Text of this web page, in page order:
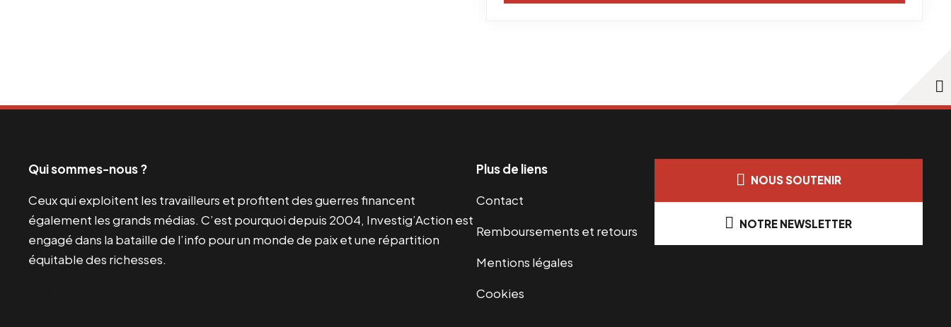
Qui sommes-nous ?
Ceux qui exploitent les travailleurs et profitent des guerres financent
également les grands médias. C’est pourquoi depuis 2004, Investig’Action est
engagé dans la bataille de l’info pour un monde de paix et une répartition
équitable des richesses.
Plus de liens
Contact
Remboursements et retours
Mentions légales
Cookies
NOUS SOUTENIR
NOTRE NEWSLETTER